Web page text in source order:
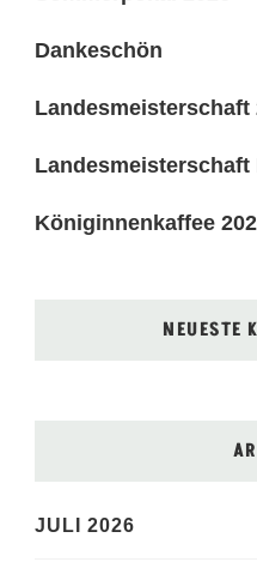
Dankeschön
Landesmeisterschaft
Landesmeisterschaft
Königinnenkaffee
NEUESTE
JULI 2026